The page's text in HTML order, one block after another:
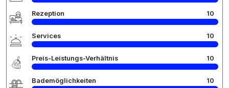
Rezeption 10
Services 10
Preis-Leistungs-Verhältnis 10
Bademöglichkeiten 10